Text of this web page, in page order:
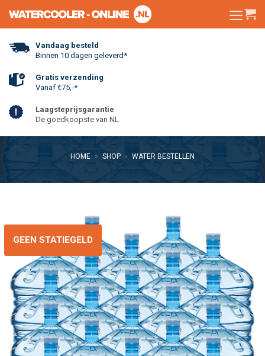
Vandaag besteld
Binnen 10 dagen geleverd*
Gratis verzending
Vanaf €75,-*
Laagsteprijsgarantie
De goedkoopste van NL
HOME » SHOP » WATER BESTELLEN
GEEN STATIEGELD
Toevoegen
aan
wenslijst